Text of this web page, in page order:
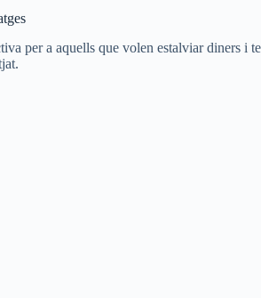
per a aquells que volen estalviar diners i